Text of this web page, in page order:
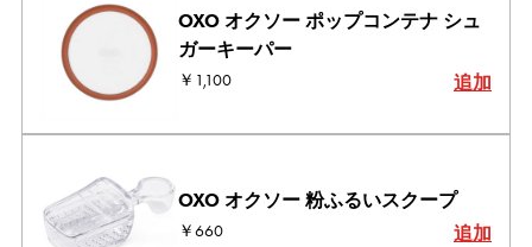
OXO オクソー ポップコンテナ シュ
ガーキーパー
￥1,100 追加
OXO オクソー 粉ふるいスクープ
￥660 追加